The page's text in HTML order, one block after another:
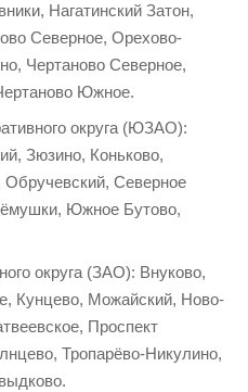
Нагатинский Затон,
Северное, Орехово-
Чертаново Северное,
Южное.
округа (ЮЗАО):
Зюзино, Коньково,
Обручевский, Северное
Южное Бутово,
округа (ЗАО): Внуково,
Кунцево, Можайский, Ново-
Проспект
Тропарёво-Никулино,